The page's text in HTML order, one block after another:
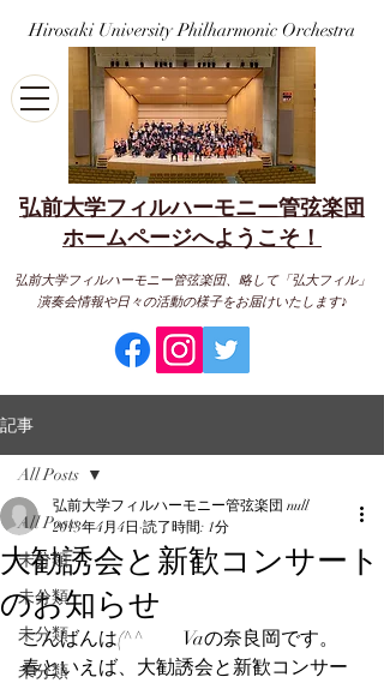
弘前大学フィルハーモニー管弦楽団
​ホームページへようこそ！
Hirosaki University Philharmonic Orchestra
弘前大学フィルハーモニー管弦楽団、略して「弘大フィル」
演奏会情報や日々の活動の様子をお届けいたします♪
記事
All Posts
未分類
未分類
未分類
未分類
All Posts
大勧誘会と新歓コンサート
のお知らせ
弘前大学フィルハーモニー管弦楽団 null
2013年4月4日 読了時間: 1分
こんばんは(^^ゞ　Vaの奈良岡です。
春といえば、大勧誘会と新歓コンサー